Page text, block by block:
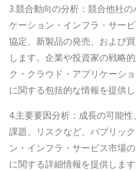
3.競合動向の分析：競合他社
ケーション・インフラ・サー
協定、新製品の発売、および
します。企業や投資家の戦略
ク・クラウド・アプリケーシ
に関する包括的な情報を提供し
4.主要要因分析：成長の可能
課題、リスクなど、パブリッ
ン・インフラ・サービス市場
に関する詳細情報を提供します